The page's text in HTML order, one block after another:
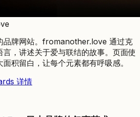
品牌网站。fromanother.love 通过克
，讲述关于爱与联结的故事。页面使
积留白，让每个元素都有呼吸感。
详情